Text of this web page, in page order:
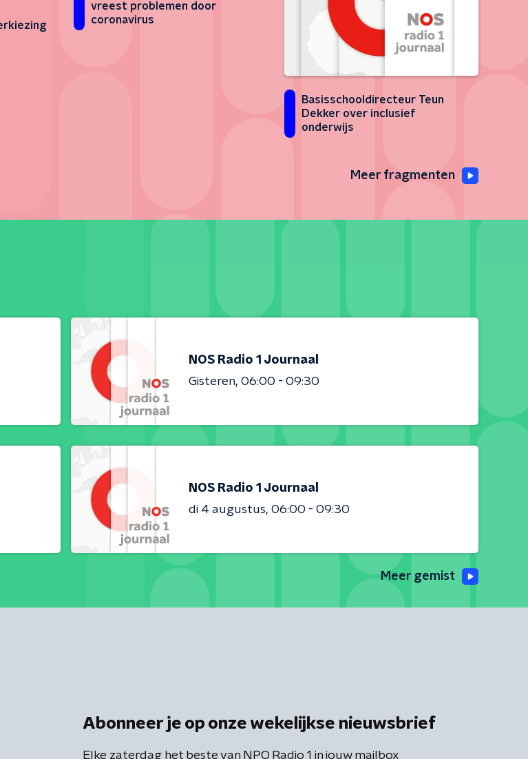
vreest problemen door
coronavirus
Basisschooldirecteur Teun
Dekker over inclusief
onderwijs
Meer fragmenten
NOS Radio 1 Journaal
Gisteren 06:00 - 09:30
NOS Radio 1 Journaal
di 4 augustus 06:00 - 09:30
Meer gemist
Abonneer je op onze wekelijkse nieuwsbrief
Elke zaterdag het beste van NPO Radio 1 in jouw mailbox